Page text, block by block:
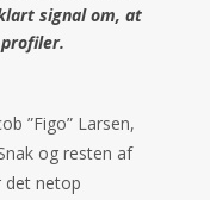
signal om, at
”Figo” Larsen,
og resten af
det netop